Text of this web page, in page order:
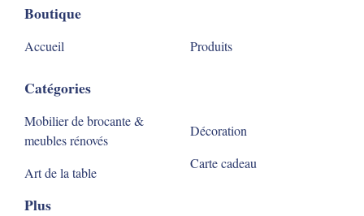
Boutique
Accueil Produits
Catégories
Mobilier de brocante &
meubles rénovés
Art de la table
Décoration
Carte cadeau
Plus